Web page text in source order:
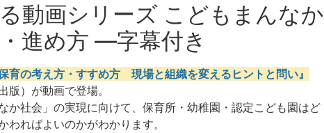
動画シリーズ こどもまんなか
進め方 ―字幕付き
育の考え方・すすめ方 現場と組織を変えるヒントと問い』
版）が動画で登場。
か社会」の実現に向けて、保育所・幼稚園・認定こども園はど
わればよいのかがわかります。